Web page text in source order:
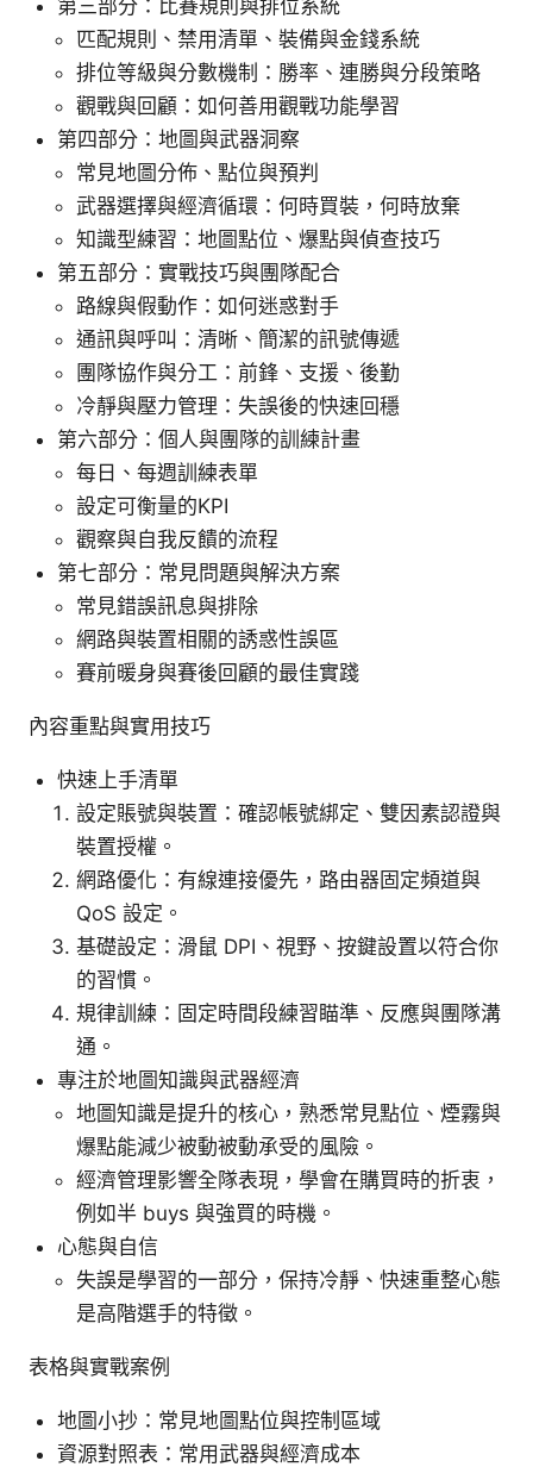
第三部分：比賽規則與排位系統
匹配規則、禁用清單、裝備與金錢系統
排位等級與分數機制：勝率、連勝與分段策略
觀戰與回顧：如何善用觀戰功能學習
第四部分：地圖與武器洞察
常見地圖分佈、點位與預判
武器選擇與經濟循環：何時買裝，何時放棄
知識型練習：地圖點位、爆點與偵查技巧
第五部分：實戰技巧與團隊配合
路線與假動作：如何迷惑對手
通訊與呼叫：清晰、簡潔的訊號傳遞
團隊協作與分工：前鋒、支援、後勤
冷靜與壓力管理：失誤後的快速回穩
第六部分：個人與團隊的訓練計畫
每日、每週訓練表單
設定可衡量的KPI
觀察與自我反饋的流程
第七部分：常見問題與解決方案
常見錯誤訊息與排除
網路與裝置相關的誘惑性誤區
賽前暖身與賽後回顧的最佳實踐
內容重點與實用技巧
快速上手清單
設定賬號與裝置：確認帳號綁定、雙因素認證與
裝置授權。
網路優化：有線連接優先，路由器固定頻道與
QoS 設定。
基礎設定：滑鼠 DPI、視野、按鍵設置以符合你
的習慣。
規律訓練：固定時間段練習瞄準、反應與團隊溝
通。
專注於地圖知識與武器經濟
地圖知識是提升的核心，熟悉常見點位、煙霧與
爆點能減少被動被動承受的風險。
經濟管理影響全隊表現，學會在購買時的折衷，
例如半 buys 與強買的時機。
心態與自信
失誤是學習的一部分，保持冷靜、快速重整心態
是高階選手的特徵。
表格與實戰案例
地圖小抄：常見地圖點位與控制區域
資源對照表：常用武器與經濟成本